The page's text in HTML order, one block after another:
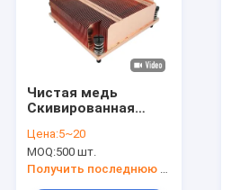
Чистая медь
Скивированная
CNC обработка
Процесс настройки
Цена:5~20
MOQ:500 шт.